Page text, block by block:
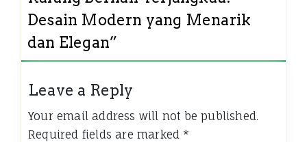
Desain Modern yang Menarik
dan Elegan”
Leave a Reply
Your email address will not be published.
Required fields are marked *